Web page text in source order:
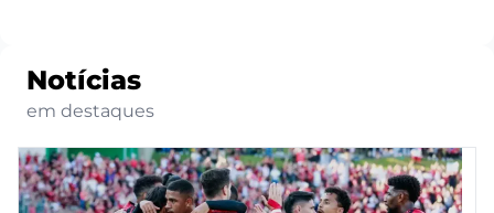
Notícias
em destaques